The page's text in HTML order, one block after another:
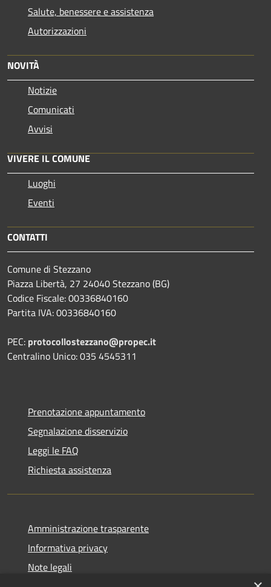
Salute, benessere e assistenza
Autorizzazioni
NOVITÀ
Notizie
Comunicati
Avvisi
VIVERE IL COMUNE
Luoghi
Eventi
CONTATTI
Comune di Stezzano
Piazza Libertà, 27 24040 Stezzano (BG)
Codice Fiscale: 00336840160
Partita IVA: 00336840160
PEC: protocollostezzano@propec.it
Centralino Unico: 035 4545311
Prenotazione appuntamento
Segnalazione disservizio
Leggi le FAQ
Richiesta assistenza
Amministrazione trasparente
Informativa privacy
Note legali